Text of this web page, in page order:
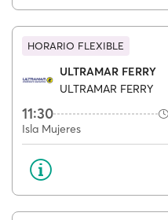
HORARIO FLEXIBLE
ULTRAMAR FERRY
ULTRAMAR FERRY
11:30
Isla Mujeres